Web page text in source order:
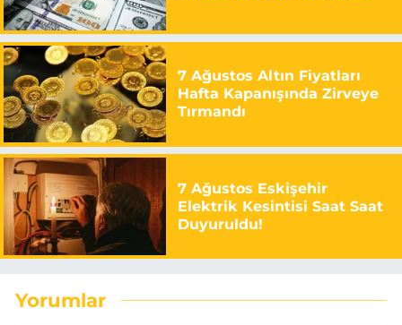
7 Ağustos Altın Fiyatları
Hafta Kapanışında Zirveye
Tırmandı
7 Ağustos Eskişehir
Elektrik Kesintisi Saat Saat
Duyuruldu!
Yorumlar